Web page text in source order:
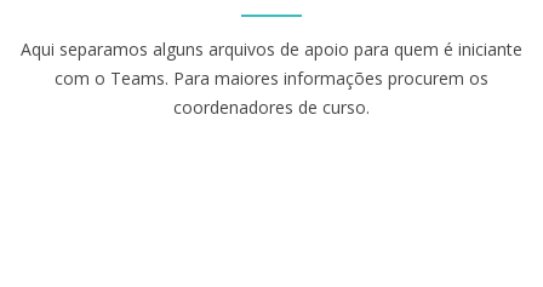
Aqui separamos alguns arquivos de apoio para quem é iniciante
com o Teams. Para maiores informações procurem os
coordenadores de curso.